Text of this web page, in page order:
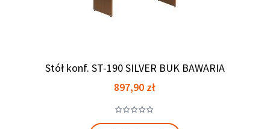
Stół konf. ST-190 SILVER BUK BAWARIA
Cena
897,90 zł